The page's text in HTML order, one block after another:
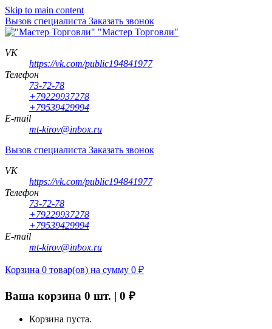
Skip to main content
Вызов специалиста Заказать звонок
"Мастер Торговли"
VK
https://vk.com/public194841977
Телефон
73-72-78
+79229937278
+79539429994
E-mail
mt-kirov@inbox.ru
Вызов специалиста Заказать звонок
VK
https://vk.com/public194841977
Телефон
73-72-78
+79229937278
+79539429994
E-mail
mt-kirov@inbox.ru
Корзина 0 товар(ов) на сумму 0 ₽
Ваша корзина 0 шт. | 0 ₽
Корзина пуста.